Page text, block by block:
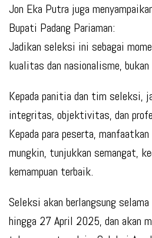
Jon Eka Putra juga
Bupati Padang Pariaman:
Jadikan seleksi ini sebagai
kualitas dan nasionalisme,
Kepada panitia dan tim seleksi,
integritas, objektivitas, dan
Kepada para peserta,
mungkin, tunjukkan semangat,
kemampuan terbaik.
Seleksi akan berlangsung
hingga 27 April 2025, dan akan